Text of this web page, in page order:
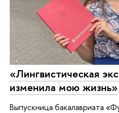
«Лингвистическая
изменила мою жизнь»
Выпускница бакалавриата